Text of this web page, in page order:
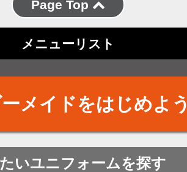
Page Top
メニューリスト
メイドをはじめよう
いユニフォームを探す